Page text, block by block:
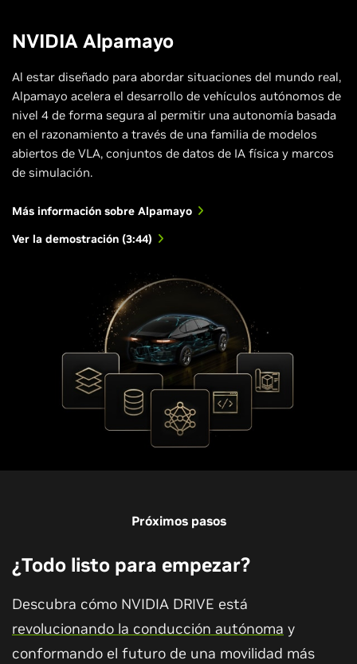
NVIDIA Alpamayo
Al estar diseñado para abordar situaciones del mundo real,
Alpamayo acelera el desarrollo de vehículos autónomos de
nivel 4 de forma segura al permitir una autonomía basada
en el razonamiento a través de una familia de modelos
abiertos de VLA, conjuntos de datos de IA física y marcos
de simulación.
Más información sobre Alpamayo
Ver la demostración (3:44)
Próximos pasos
¿Todo listo para empezar?
Descubra cómo NVIDIA DRIVE est
revolucionando la conducción autónoma y
conformando el futuro de una movilidad más